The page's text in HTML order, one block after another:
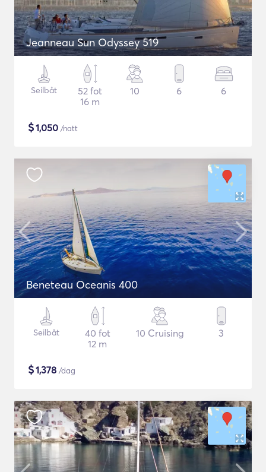
Jeanneau Sun Odyssey 519
Seilbåt
52 fot
16 m
10 6 6
$1,050 /natt
Beneteau Oceanis 400
Seilbåt
40 fot
12 m
10 Cruising 3
$1,378 /dag